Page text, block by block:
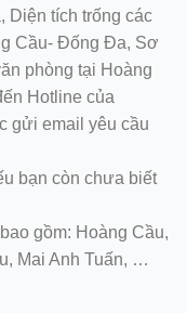
Diện tích trống các
Cầu- Đống Đa, Sơ
phòng tại Hoàng
Hotline của
gửi email yêu cầu
bạn còn chưa biết
gồm: Hoàng Cầu,
Mai Anh Tuấn, …